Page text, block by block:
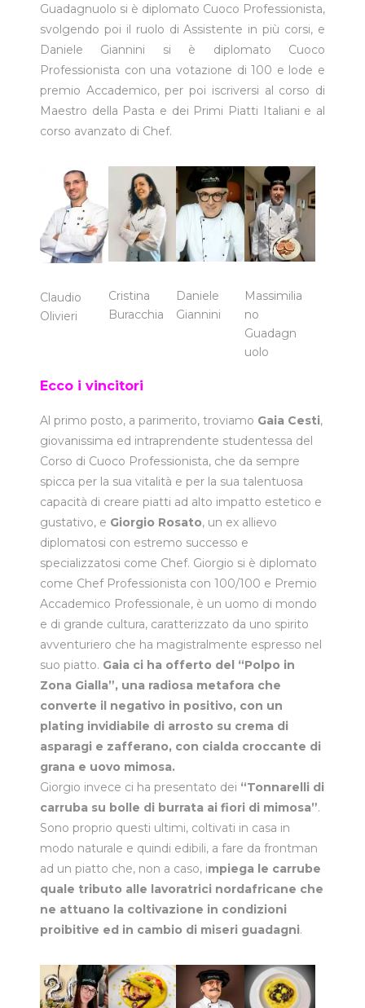
Guadagnuolo si è diplomato Cuoco Professionista,
svolgendo poi il ruolo di Assistente in più corsi, e
Daniele Giannini si è diplomato Cuoco
Professionista con una votazione di 100 e lode e
premio Accademico, per poi iscriversi al corso di
Maestro della Pasta e dei Primi Piatti Italiani e al
corso avanzato di Chef.
Claudio
Olivieri
Cristina
Buracchia
Daniele
Giannini
Massimilia
no
Guadagn
uolo
Ecco i vincitori
Al primo posto, a parimerito, troviamo Gaia Cesti,
giovanissima ed intraprendente studentessa del
Corso di Cuoco Professionista, che da sempre
spicca per la sua vitalità e per la sua talentuosa
capacità di creare piatti ad alto impatto estetico e
gustativo, e Giorgio Rosato, un ex allievo
diplomatosi con estremo successo e
specializzatosi come Chef. Giorgio si è diplomato
come Chef Professionista con 100/100 e Premio
Accademico Professionale, è un uomo di mondo
e di grande cultura, caratterizzato da uno spirito
avventuriero che ha magistralmente espresso nel
suo piatto. Gaia ci ha offerto del “Polpo in
Zona Gialla”, una radiosa metafora che
converte il negativo in positivo, con un
plating invidiabile di arrosto su crema di
asparagi e zafferano, con cialda croccante di
grana e uovo mimosa.
Giorgio invece ci ha presentato dei “Tonnarelli di
carruba su bolle di burrata ai fiori di mimosa”.
Sono proprio questi ultimi, coltivati in casa in
modo naturale e quindi edibili, a fare da frontman
ad un piatto che, non a caso, impiega le carrube
quale tributo alle lavoratrici nordafricane che
ne attuano la coltivazione in condizioni
proibitive ed in cambio di miseri guadagni.